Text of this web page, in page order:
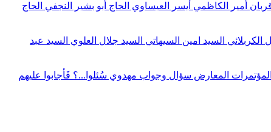
أمير الكاظمي أيسر العيساوي الحاج أبو بشير النجفي الحاج
الكربلائي السيد امين السيهاتي السيد جلال العلوي السيد عبد
المعارض سؤال وجواب مهدوي سُئلوا...؟ فَأجابوا عليهم